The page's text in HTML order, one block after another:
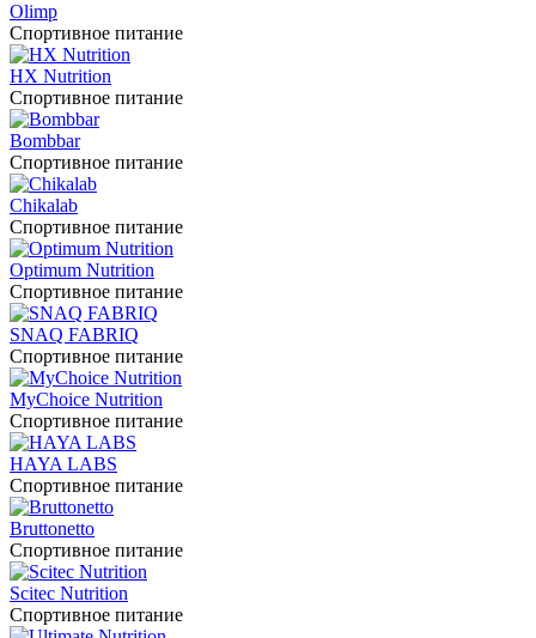
Olimp
Спортивное питание
HX Nutrition
Спортивное питание
Bombbar
Спортивное питание
Chikalab
Спортивное питание
Optimum Nutrition
Спортивное питание
SNAQ FABRIQ
Спортивное питание
MyChoice Nutrition
Спортивное питание
HAYA LABS
Спортивное питание
Bruttonetto
Спортивное питание
Scitec Nutrition
Спортивное питание